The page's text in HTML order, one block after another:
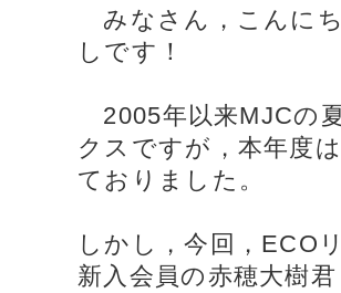
みなさん，こんに
しです！
2005年以来MJCの
クスですが，本年度
ておりました。
しかし，今回，ECO
新入会員の赤穂大樹